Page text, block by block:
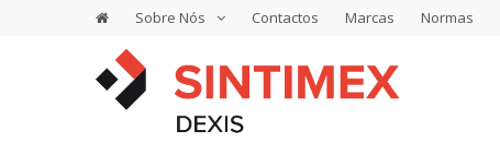
Sobre Nós Contactos Marcas Normas